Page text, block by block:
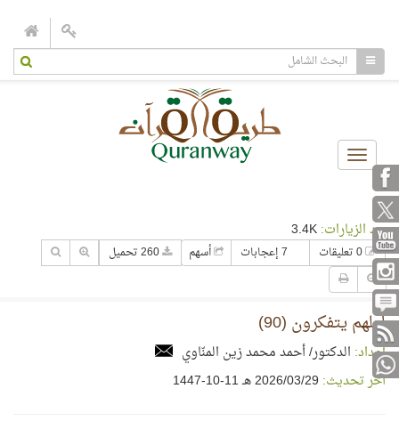
Toggle
navigation
عدد الزيارات:
7 إعجابات أسهم
لعلهم يتفكرون (90)
إعداد: الدكتور/ أحمد محمد زين المنّاوي
آخر تحديث: 29‏/03‏/2026 هـ 11-10-1447